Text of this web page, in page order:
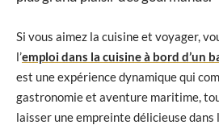
Si vous aimez la cuisine et voyager,
l’emploi dans la cuisine à bord d’un
est une expérience dynamique qui
gastronomie et aventure maritime,
laisser une empreinte délicieuse dans